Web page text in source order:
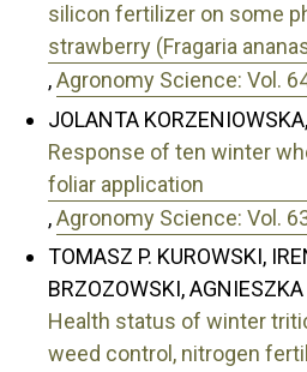
silicon fertilizer on some
strawberry (Fragaria
,Agronomy Science: Vol.
JOLANTA KORZENIOWSKA,
Response of ten winter
foliar application
,Agronomy Science: Vol.
TOMASZ P. KUROWSKI,
BRZOZOWSKI,
Health status of winter
weed control, nitrogen